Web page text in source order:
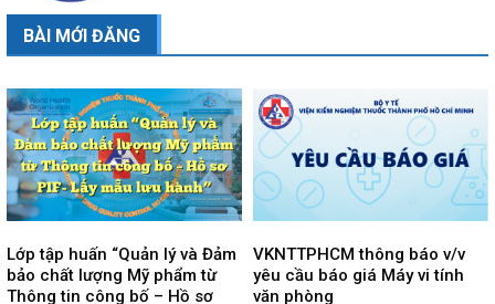
BÀI MỚI ĐĂNG
Lớp tập huấn “Quản lý và Đảm
bảo chất lượng Mỹ phẩm từ
Thông tin công bố – Hồ sơ
VKNTTPHCM thông báo v/v
yêu cầu báo giá Máy vi tính
văn phòng